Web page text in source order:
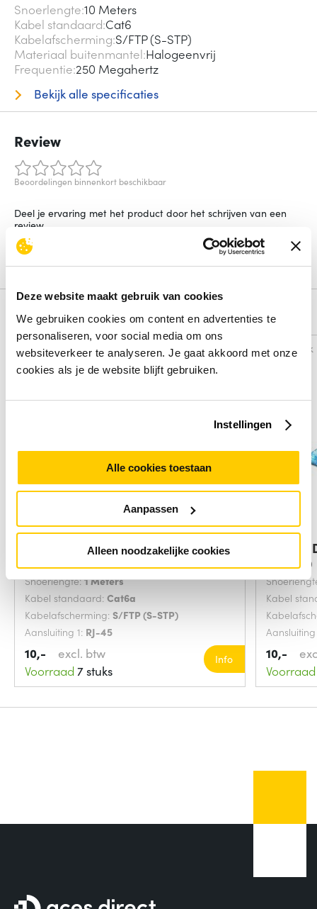
Deze website maakt gebruik van cookies
We gebruiken cookies om content en advertenties te
personaliseren, voor social media om ons
websiteverkeer te analyseren. Je gaat akkoord met onze
cookies als je de website blijft gebruiken.
Instellingen
Alle cookies toestaan
Aanpassen
Alleen noodzakelijke cookies
Snoerlengte 10 Meters
Kabel standaard Cat6
Kabelafscherming S/FTP (S-STP)
Materiaal buitenmantel Halogeenvrij
Frequentie 250 Megahertz
Bekijk alle specificaties
Review
Beoordelingen binnenkort beschikbaar
Deel je ervaring met het product door het schrijven van een
review.
Schrijf een review
Alternatieven
Vergelijk
ACT Paarse 1,00 meter SFTP CAT6A
Snoerlengte:1 Meters
Kabel standaard: Cat6a
Kabelafscherming: S/FTP (S-STP)
Aansluiting 1: RJ-45
10,-
excl. btw
Voorraad 7 stuks
Info
Vergelijk
Grijs 20
Kabel
10,-
Voorraad